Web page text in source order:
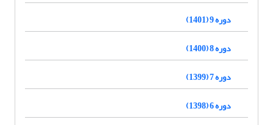
دوره 9 (1401)
دوره 8 (1400)
دوره 7 (1399)
دوره 6 (1398)